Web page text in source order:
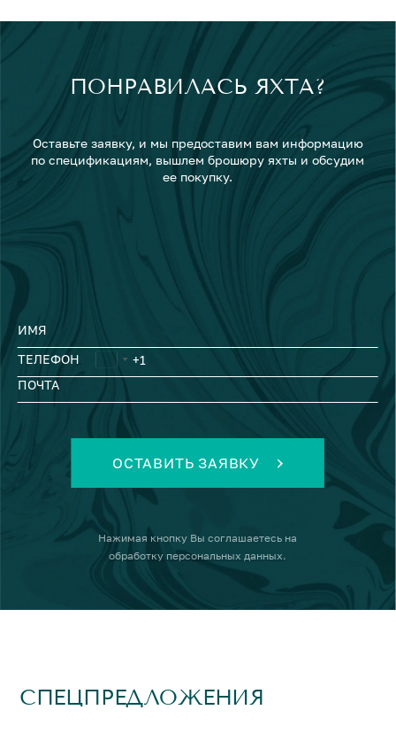
ПОНРАВИЛАСЬ ЯХТА?
Оставьте заявку, и мы предоставим вам информацию
по спецификациям, вышлем брошюру яхты и обсудим
ее покупку.
ИМЯ
ТЕЛЕФОН
ПОЧТА
ОСТАВИТЬ ЗАЯВКУ
Нажимая кнопку Вы соглашаетесь на
обработку персональных данных.
СПЕЦПРЕДЛОЖЕНИЯ